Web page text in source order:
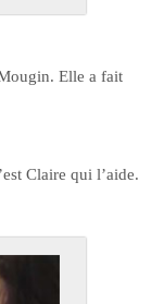
Elle a fait
Claire qui l’aide.